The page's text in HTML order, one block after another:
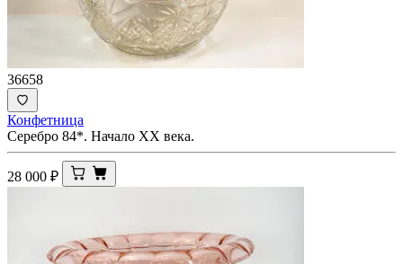
36658
Конфетница
Серебро 84*. Начало ХХ века.
28 000 ₽